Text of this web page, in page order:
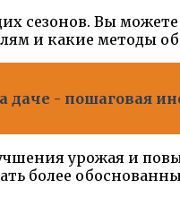
сезонов. Вы
и какие методы
даче - пошаговая
урожая и
более